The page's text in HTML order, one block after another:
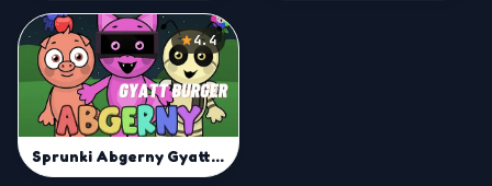
4.4
Sprunki Abgerny Gyatt Burger | Mix Sprunki Beats Now